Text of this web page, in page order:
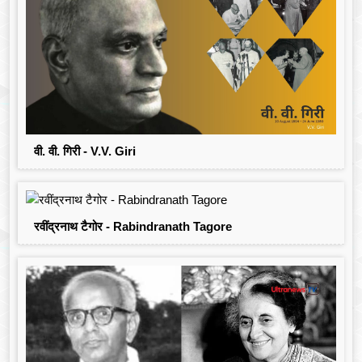
वी. वी. गिरी - V.V. Giri
रवींद्रनाथ टैगोर - Rabindranath Tagore